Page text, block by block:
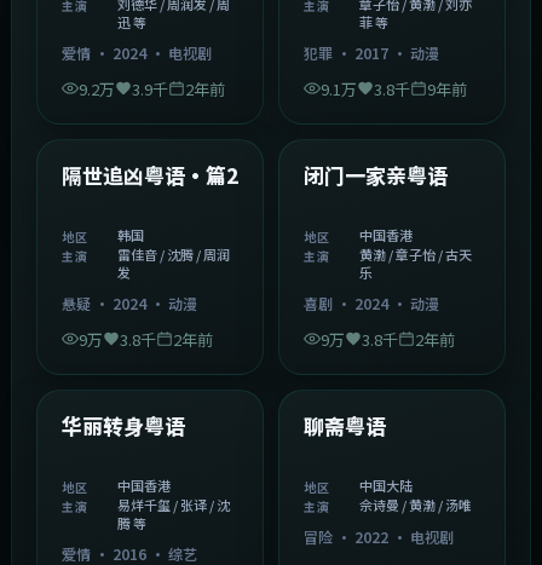
主演
迅 等
爱情· 2024· 电视剧
9.2万 3.9千 2年前
主演
菲 等
犯罪· 2017· 动漫
9.1万 3.8千 9年前
精选
隔世追凶粤语·篇2
地区 韩国
主演
雷佳音 / 沈腾 / 周润
发
悬疑· 2024· 动漫
9万 3.8千 2年前
精选
闭门一家亲粤语
地区 中国香港
主演
黄渤 / 章子怡 / 古天
乐
喜剧· 2024· 动漫
9万 3.8千 2年前
精选
华丽转身粤语
地区 中国香港
主演
易烊千玺 / 张译 / 沈
腾 等
爱情· 2016· 综艺
精选
聊斋粤语
地区 中国大陆
主演 佘诗曼 / 黄渤 / 汤唯
冒险· 2022· 电视剧